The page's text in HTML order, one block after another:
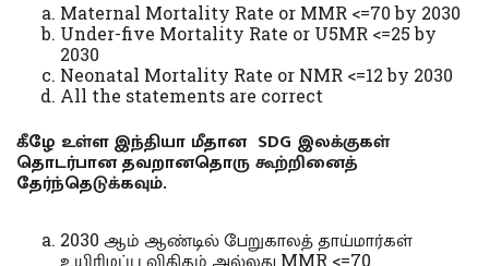
Maternal Mortality Rate or MMR <=70 by 2030
Under-five Mortality Rate or U5MR <=25 by
2030
Neonatal Mortality Rate or NMR <=12 by 2030
All the statements are correct
கீழே உள்ள இந்தியா மீதான SDG இலக்குகள்
தொடர்பான தவறானதொரு கூற்றினைத்
தேர்ந்தெடுக்கவும்.
2030 ஆம் ஆண்டில் பேறுகாலத் தாய்மார்கள்
உயிரிழப்பு விகிதம் அல்லது MMR <=70